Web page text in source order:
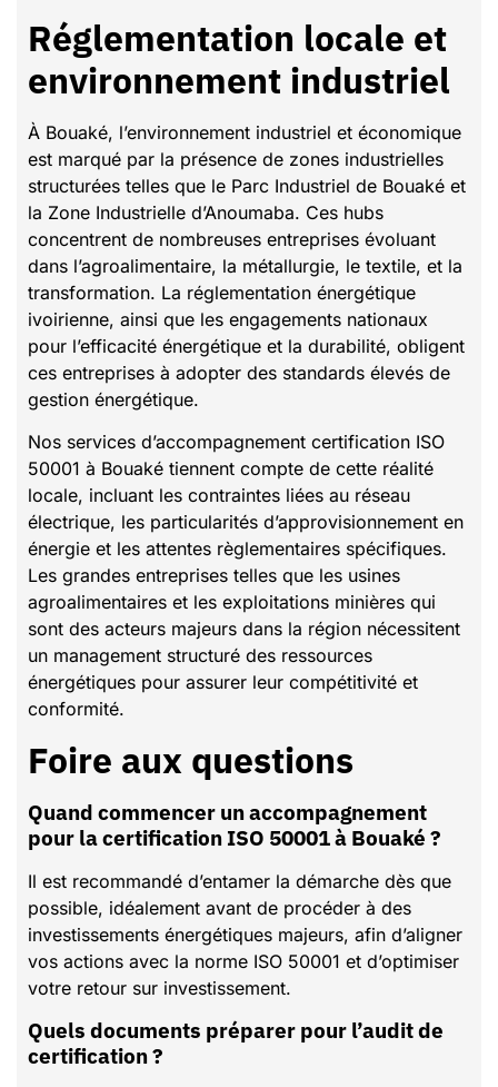
Réglementation locale et
environnement industriel
À Bouaké, l’environnement industriel et économique
est marqué par la présence de zones industrielles
structurées telles que le Parc Industriel de Bouaké et
la Zone Industrielle d’Anoumaba. Ces hubs
concentrent de nombreuses entreprises évoluant
dans l’agroalimentaire, la métallurgie, le textile, et la
transformation. La réglementation énergétique
ivoirienne, ainsi que les engagements nationaux
pour l’efficacité énergétique et la durabilité, obligent
ces entreprises à adopter des standards élevés de
gestion énergétique.
Nos services d’accompagnement certification ISO
50001 à Bouaké tiennent compte de cette réalité
locale, incluant les contraintes liées au réseau
électrique, les particularités d’approvisionnement en
énergie et les attentes règlementaires spécifiques.
Les grandes entreprises telles que les usines
agroalimentaires et les exploitations minières qui
sont des acteurs majeurs dans la région nécessitent
un management structuré des ressources
énergétiques pour assurer leur compétitivité et
conformité.
Foire aux questions
Quand commencer un accompagnement
pour la certification ISO 50001 à Bouaké ?
Il est recommandé d’entamer la démarche dès que
possible, idéalement avant de procéder à des
investissements énergétiques majeurs, afin d’aligner
vos actions avec la norme ISO 50001 et d’optimiser
votre retour sur investissement.
Quels documents préparer pour l’audit de
certification ?